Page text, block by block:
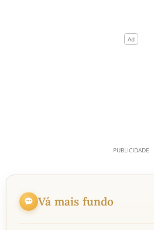
Vá mais fundo